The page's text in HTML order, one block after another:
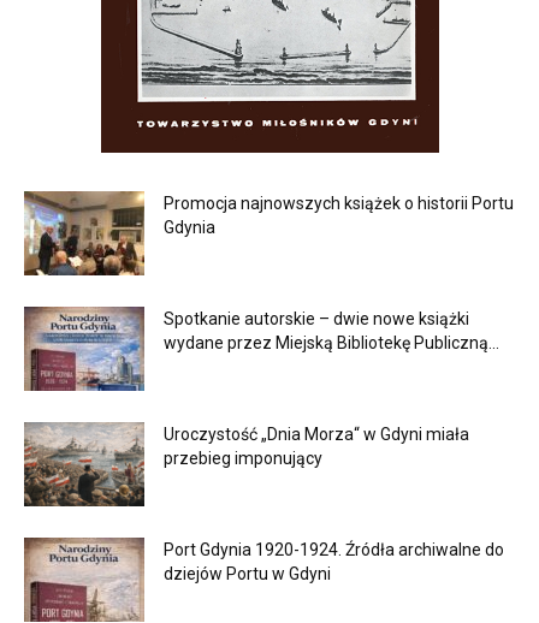
Promocja najnowszych książek o historii Portu
Gdynia
Spotkanie autorskie – dwie nowe książki
wydane przez Miejską Bibliotekę Publiczną...
Uroczystość „Dnia Morza“ w Gdyni miała
przebieg imponujący
Port Gdynia 1920-1924. Źródła archiwalne do
dziejów Portu w Gdyni